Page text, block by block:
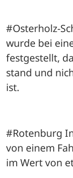
#Osterholz-
wurde bei
festgestellt,
stand und
ist.
#Rotenburg
von einem
im Wert von